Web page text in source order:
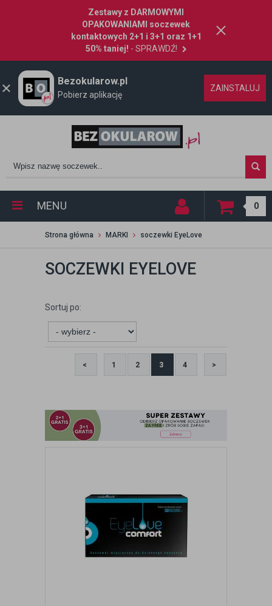
Zestawy z DARMOWYMI
OPAKOWANIAMI soczewek
kontaktowych 2+1 i 3+1 oraz 1+1
50% taniej! - SPRAWDŹ!
Bezokularow.pl
Pobierz aplikację
ZAINSTALUJ
MENU 0
Strona główna MARKI soczewki EyeLove
SOCZEWKI EYELOVE
Sortuj po:
< 1 2 3 4 >